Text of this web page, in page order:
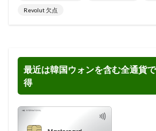
Revolut 欠点
最近は韓国ウォンを含む全通貨
得